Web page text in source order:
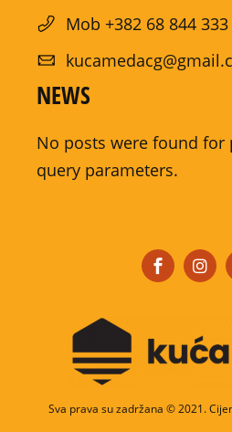
Mob +382 68 844 333
NEWS
No posts were found for
query parameters.
Sva prava su zadržana © 2021.